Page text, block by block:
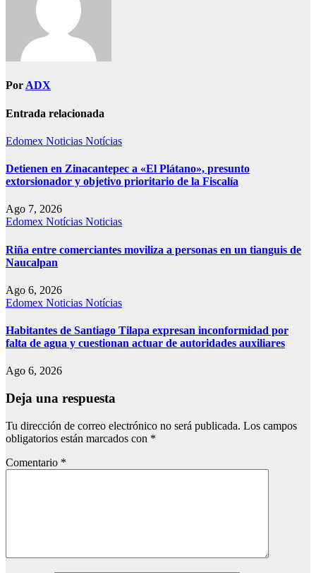
Por ADX
Entrada relacionada
Edomex Noticias Notícias
Detienen en Zinacantepec a «El Plátano», presunto
extorsionador y objetivo prioritario de la Fiscalía
Ago 7, 2026
Edomex Notícias Noticias
Riña entre comerciantes moviliza a personas en un tianguis de
Naucalpan
Ago 6, 2026
Edomex Noticias Notícias
Habitantes de Santiago Tilapa expresan inconformidad por
falta de agua y cuestionan actuar de autoridades auxiliares
Ago 6, 2026
Deja una respuesta
Tu dirección de correo electrónico no será publicada. Los campos
obligatorios están marcados con *
Comentario *